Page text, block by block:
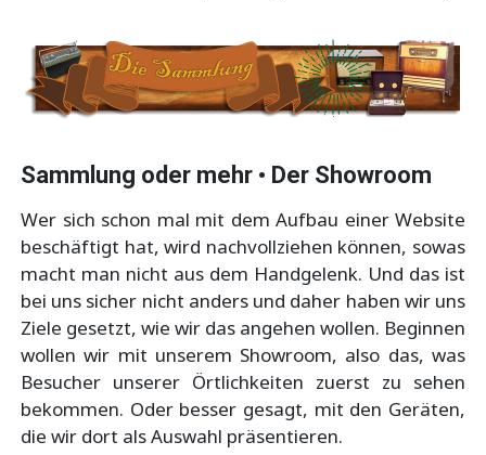
Sammlung oder mehr • Der Showroom
Wer sich schon mal mit dem Aufbau einer Website
beschäftigt hat, wird nachvollziehen können, sowas
macht man nicht aus dem Handgelenk. Und das ist
bei uns sicher nicht anders und daher haben wir uns
Ziele gesetzt, wie wir das angehen wollen. Beginnen
wollen wir mit unserem Showroom, also das, was
Besucher unserer Örtlichkeiten zuerst zu sehen
bekommen. Oder besser gesagt, mit den Geräten,
die wir dort als Auswahl präsentieren.